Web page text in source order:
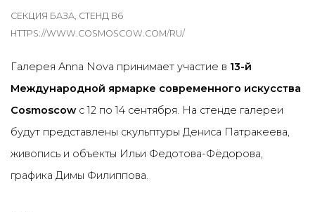
СЕКЦИЯ БАЗА, СТЕНД B6
HTTPS://WWW.COSMOSCOW.COM/RU/
Галерея Anna Nova принимает участие в 13-й
Международной ярмарке современного искусства
Cosmoscowс 12 по 14 сентября. На стенде галереи
будут представлены скульптуры Дениса Патракеева,
живопись и объекты Ильи Федотова-Фёдорова,
графика Димы Филиппова.